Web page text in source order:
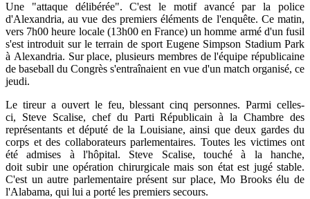
Une "attaque délibérée". C'est le motif avancé par la police
d'Alexandria, au vue des premiers éléments de l'enquête. Ce matin,
vers 7h00 heure locale (13h00 en France) un homme armé d'un fusil
s'est introduit sur le terrain de sport Eugene Simpson Stadium Park
à Alexandria. Sur place, plusieurs membres de l'équipe républicaine
de baseball du Congrès s'entraînaient en vue d'un match organisé, ce
jeudi.
Le tireur a ouvert le feu, blessant cinq personnes. Parmi celles-
ci, Steve Scalise, chef du Parti Républicainà la Chambre des
représentants et député de la Louisiane, ainsi que deux gardes du
corps et des collaborateurs parlementaires. Toutes les victimes ont
été admises à l'hôpital. Steve Scalise, touché à la hanche,
doit subir une opération chirurgicale mais son état est jugé stable.
C'est un autre parlementaire présent sur place, Mo Brooks élu de
l'Alabama, qui lui a porté les premiers secours.